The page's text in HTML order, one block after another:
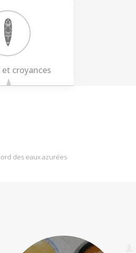
croyances
des eaux azurées